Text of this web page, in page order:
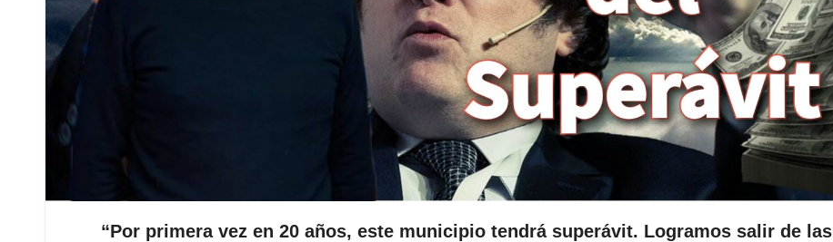
“Por primera vez en 20 años, este municipio tendrá superávit. Logramos salir de las